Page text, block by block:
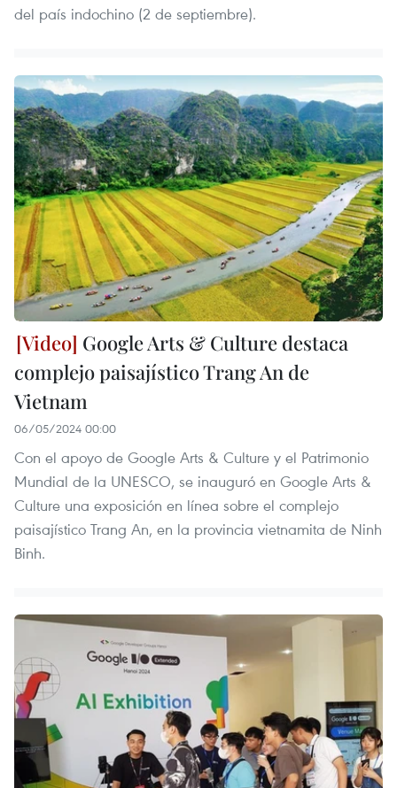
del país indochino (2 de septiembre).
Google Arts & Culture destaca
complejo paisajístico Trang An de
Vietnam
06/05/2024 00:00
Con el apoyo de Google Arts & Culture y el Patrimonio
Mundial de la UNESCO, se inauguró en Google Arts &
Culture una exposición en línea sobre el complejo
paisajístico Trang An, en la provincia vietnamita de Ninh
Binh.